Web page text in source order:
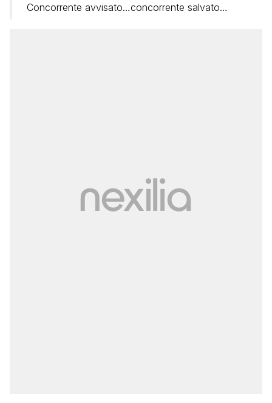
Concorrente avvisato…concorrente salvato…